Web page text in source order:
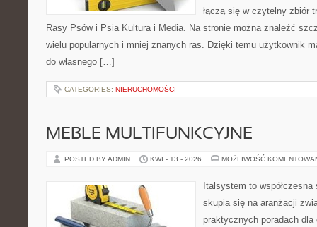
łączą się w czytelny zbiór
Rasy Psów i Psia Kultura i Media. Na stronie można znaleźć
wielu popularnych i mniej znanych ras. Dzięki temu użytkownik
do własnego […]
CATEGORIES: NIERUCHOMOŚCI
MEBLE MULTIFUNKCYJNE
POSTED BY ADMIN KWI - 13 - 2026 MOŻLIWOŚĆ
Italsystem to
skupia się na aranżacji
praktycznych poradach